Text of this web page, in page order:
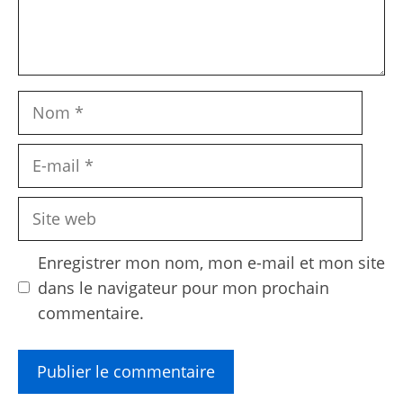
Nom
Site
Enregistrer mon nom, mon e-mail et mon site
dans le navigateur pour mon prochain
commentaire.